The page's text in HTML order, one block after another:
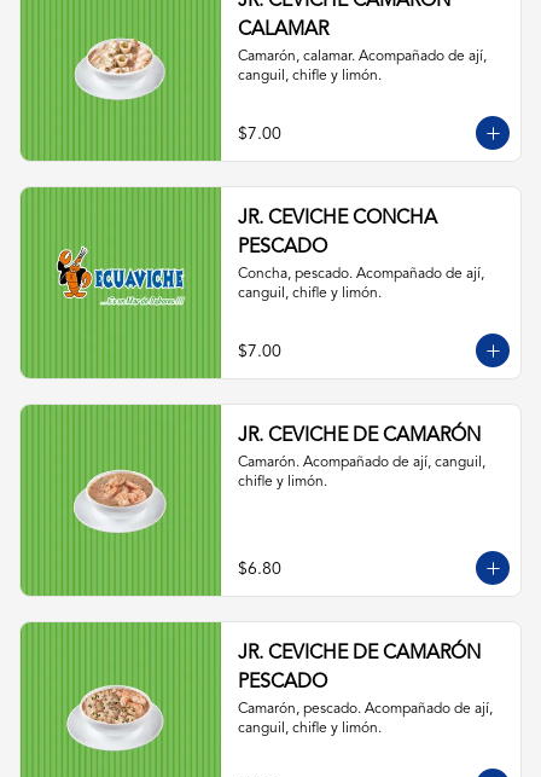
CALAMAR
Camarón, calamar. Acompañado de ají,
canguil, chifle y limón.
$7.00
JR. CEVICHE CONCHA
PESCADO
Concha, pescado. Acompañado de ají,
canguil, chifle y limón.
$7.00
JR. CEVICHE DE CAMARÓN
Camarón. Acompañado de ají, canguil,
chifle y limón.
$6.80
JR. CEVICHE DE CAMARÓN
PESCADO
Camarón, pescado. Acompañado de ají,
canguil, chifle y limón.